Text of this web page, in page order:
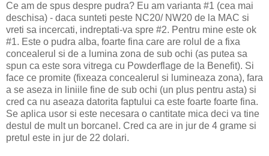
Ce am de spus despre pudra? Eu am varianta #1 (cea mai
deschisa) - daca sunteti peste NC20/ NW20 de la MAC si
vreti sa incercati, indreptati-va spre #2. Pentru mine este ok
#1. Este o pudra alba, foarte fina care are rolul de a fixa
concealerul si de a lumina zona de sub ochi (as putea sa
spun ca este sora vitrega cu Powderflage de la Benefit). Si
face ce promite (fixeaza concealerul si lumineaza zona), fara
a se aseza in liniile fine de sub ochi (un plus pentru asta) si
cred ca nu aseaza datorita faptului ca este foarte foarte fina.
Se aplica usor si este necesara o cantitate mica deci va tine
destul de mult un borcanel. Cred ca are in jur de 4 grame si
pretul este in jur de 22 dolari.